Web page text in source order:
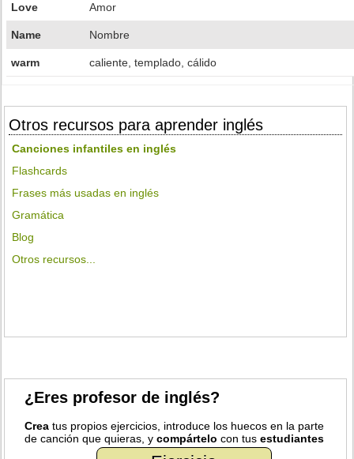
Love Amor
Name Nombre
warm caliente, templado, cálido
Otros recursos para aprender inglés
Canciones infantiles en inglés
Flashcards
Frases más usadas en inglés
Gramática
Blog
Otros recursos...
¿Eres profesor de inglés?
Crea tus propios ejercicios, introduce los huecos en la parte
de canción que quieras, ycompártelo con tusestudiantes